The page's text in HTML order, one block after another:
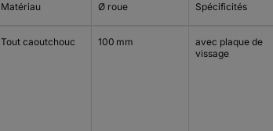
Matériau Ø roue Spécificités
Tout caoutchouc 100 mm
avec plaque de
vissage